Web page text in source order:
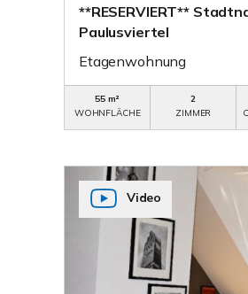
**RESERVIERT**
Paulusviertel
Etagenwohnung
55 m²
WOHNFLÄCHE
2
ZIMMER
Video